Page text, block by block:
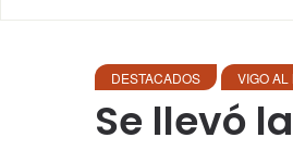
DESTACADOS VIGO AL
Se llevó